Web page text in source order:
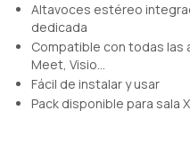
Altavoces estéreo
dedicada
Compatible con todas las
Meet, Visio...
Fácil de instalar y usar
Pack disponible para sala